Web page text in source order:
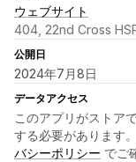
ウェブサイト
404, 22nd Cross
公開日
2024年7月8日
データアクセス
このアプリがストア
する必要があります
バシーポリシー でご